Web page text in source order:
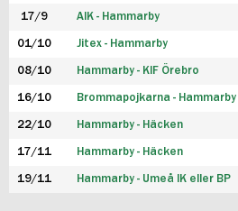
17/9 AIK - Hammarby
01/10 Jitex - Hammarby
08/10 Hammarby - KIF Örebro
16/10 Brommapojkarna - Hammarby
22/10 Hammarby - Häcken
17/11 Hammarby - Häcken
19/11 Hammarby - Umeå IK eller BP